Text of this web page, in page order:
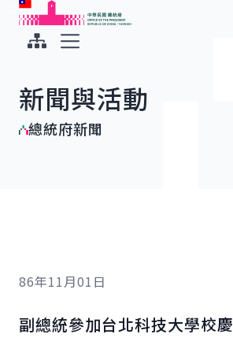
跳到主要內容
中華民國總統府
新聞與活動
總統府新聞
86年11月01日
副總統參加台北科技大學校慶